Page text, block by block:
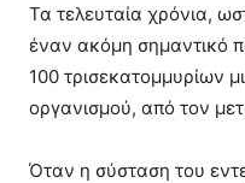
Τα τελευταία χρόνια,
έναν ακόμη σημαντικό
100 τρισεκατομμυρίων
οργανισμού, από τον
Όταν η σύσταση του